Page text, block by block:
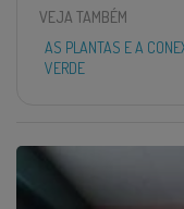
VEJA TAMBÉM
AS PLANTAS E A
VERDE